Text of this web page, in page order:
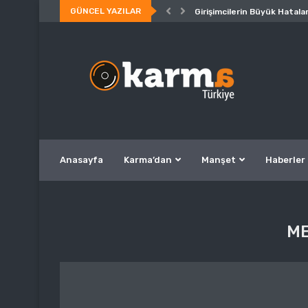
GÜNCEL YAZILAR Girişimcilerin Büyük
Anasayfa Karma’dan Manşet Haberler